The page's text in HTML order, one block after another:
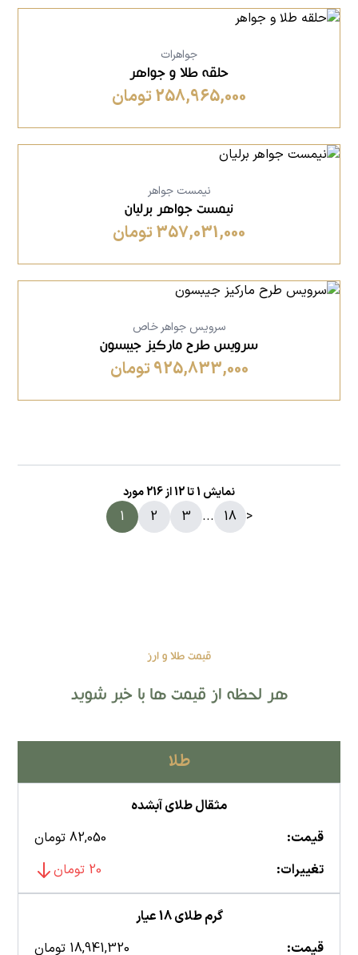
جواهرات
حلقه طلا و جواهر
258,965,000 تومان
نیمست جواهر
نیمست جواهر برلیان
357,031,000 تومان
سرویس جواهر خاص
سرویس طرح مارکیز جیبسون
925,833,000 تومان
نمایش 1تا12از216مورد
1 2 3 ... 18 >
قیمت طلا و ارز
هر لحظه از قیمت ها با خبر شوید
طلا
مثقال طلای آبشده
قیمت:
82,050 تومان
تغییرات:
20 تومان
گرم طلای 18 عیار
قیمت:
18,941,320 تومان